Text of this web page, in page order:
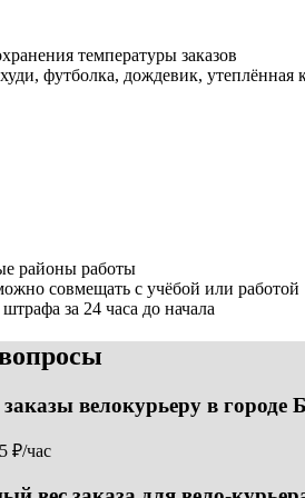
температуры заказов
футболка, дождевик, утеплённая
районы работы
совмещать с учёбой или работой
за 24 часа до начала
велокурьеру в городе
₽/час